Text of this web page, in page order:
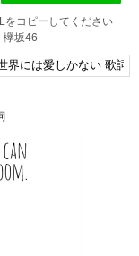
をコピーしてください
欅坂46